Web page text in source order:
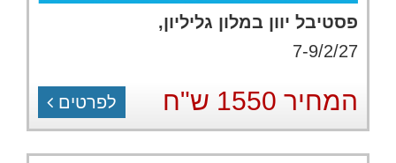
פסטיבל יוון במלון גליליון,
7-9/2/27
המחיר 1550 ש"ח לפרטים